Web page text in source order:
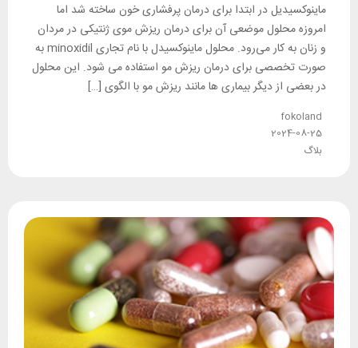
ماینوکسیدیل در ابتدا برای درمان پرفشاری خون ساخته شد اما
امروزه محلول موضعی آن برای درمان ریزش موی ژنتیکی در مردان
و زنان به کار می‌رود. محلول ماینوکسیدل با نام تجاری minoxidil به
صورت تخصصی برای درمان ریزش مو استفاده می شود. این محلول
در بعضی از دیگر بیماری ها مانند ریزش مو با الگوی […]
fokoland
2024-08-25
بلاگ